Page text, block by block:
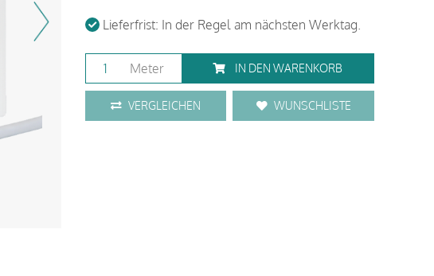
Lieferfrist: In der Regel am nächsten Werktag.
Meter IN DEN WARENKORB
VERGLEICHEN WUNSCHLISTE